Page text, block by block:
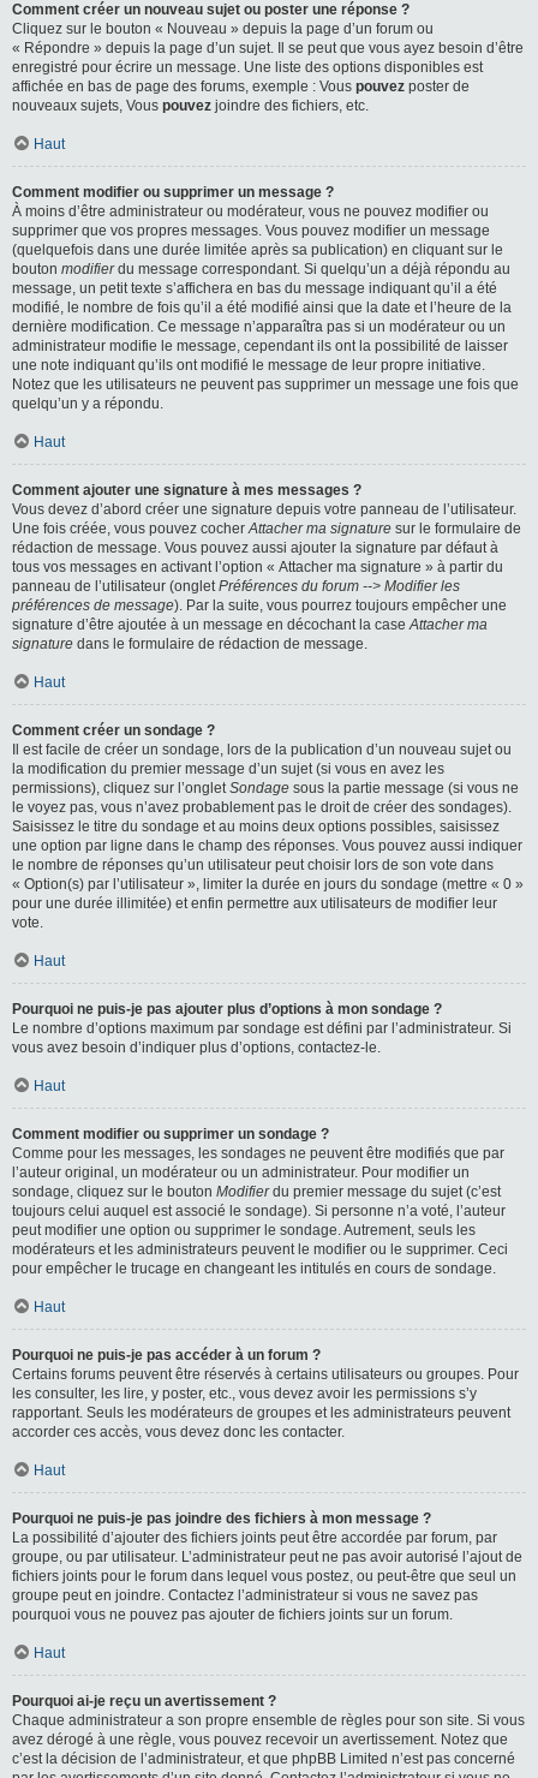
Comment créer un nouveau sujet ou poster une réponse ?
Cliquez sur le bouton « Nouveau » depuis la page d’un forum ou
« Répondre » depuis la page d’un sujet. Il se peut que vous ayez besoin d’être
enregistré pour écrire un message. Une liste des options disponibles est
affichée en bas de page des forums, exemple : Vous pouvez poster de
nouveaux sujets, Vous pouvez joindre des fichiers, etc.
Haut
Comment modifier ou supprimer un message ?
À moins d’être administrateur ou modérateur, vous ne pouvez modifier ou
supprimer que vos propres messages. Vous pouvez modifier un message
(quelquefois dans une durée limitée après sa publication) en cliquant sur le
bouton modifierdu message correspondant. Si quelqu’un a déjà répondu au
message, un petit texte s’affichera en bas du message indiquant qu’il a été
modifié, le nombre de fois qu’il a été modifié ainsi que la date et l’heure de la
dernière modification. Ce message n’apparaîtra pas si un modérateur ou un
administrateur modifie le message, cependant ils ont la possibilité de laisser
une note indiquant qu’ils ont modifié le message de leur propre initiative.
Notez que les utilisateurs ne peuvent pas supprimer un message une fois que
quelqu’un y a répondu.
Haut
Comment ajouter une signature à mes messages ?
Vous devez d’abord créer une signature depuis votre panneau de l’utilisateur.
Une fois créée, vous pouvez cocherAttacher ma signature sur le formulaire de
rédaction de message. Vous pouvez aussi ajouter la signature par défaut à
tous vos messages en activant l’option « Attacher ma signature » à partir du
panneau de l’utilisateur (ongletPréférences du forum --> Modifier les
préférences de message). Par la suite, vous pourrez toujours empêcher une
signature d’être ajoutée à un message en décochant la caseAttacher ma
signature dans le formulaire de rédaction de message.
Haut
Comment créer un sondage ?
Il est facile de créer un sondage, lors de la publication d’un nouveau sujet ou
la modification du premier message d’un sujet (si vous en avez les
permissions), cliquez sur l’ongletSondage sous la partie message (si vous ne
le voyez pas, vous n’avez probablement pas le droit de créer des sondages).
Saisissez le titre du sondage et au moins deux options possibles, saisissez
une option par ligne dans le champ des réponses. Vous pouvez aussi indiquer
le nombre de réponses qu’un utilisateur peut choisir lors de son vote dans
« Option(s) par l’utilisateur », limiter la durée en jours du sondage (mettre « 0 »
pour une durée illimitée) et enfin permettre aux utilisateurs de modifier leur
vote.
Haut
Pourquoi ne puis-je pas ajouter plus d’options à mon sondage ?
Le nombre d’options maximum par sondage est défini par l’administrateur. Si
vous avez besoin d’indiquer plus d’options, contactez-le.
Haut
Comment modifier ou supprimer un sondage ?
Comme pour les messages, les sondages ne peuvent être modifiés que par
l’auteur original, un modérateur ou un administrateur. Pour modifier un
sondage, cliquez sur le bouton Modifierdu premier message du sujet (c’est
toujours celui auquel est associé le sondage). Si personne n’a voté, l’auteur
peut modifier une option ou supprimer le sondage. Autrement, seuls les
modérateurs et les administrateurs peuvent le modifier ou le supprimer. Ceci
pour empêcher le trucage en changeant les intitulés en cours de sondage.
Haut
Pourquoi ne puis-je pas accéder à un forum ?
Certains forums peuvent être réservés à certains utilisateurs ou groupes. Pour
les consulter, les lire, y poster, etc., vous devez avoir les permissions s’y
rapportant. Seuls les modérateurs de groupes et les administrateurs peuvent
accorder ces accès, vous devez donc les contacter.
Haut
Pourquoi ne puis-je pas joindre des fichiers à mon message ?
La possibilité d’ajouter des fichiers joints peut être accordée par forum, par
groupe, ou par utilisateur. L’administrateur peut ne pas avoir autorisé l’ajout de
fichiers joints pour le forum dans lequel vous postez, ou peut-être que seul un
groupe peut en joindre. Contactez l’administrateur si vous ne savez pas
pourquoi vous ne pouvez pas ajouter de fichiers joints sur un forum.
Haut
Pourquoi ai-je reçu un avertissement ?
Chaque administrateur a son propre ensemble de règles pour son site. Si vous
avez dérogé à une règle, vous pouvez recevoir un avertissement. Notez que
c’est la décision de l’administrateur, et que phpBB Limited n’est pas concerné